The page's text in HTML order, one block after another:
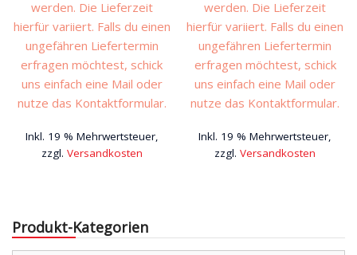
€259,00
€233,10.
werden. Die Lieferzeit
hierfür variiert. Falls du einen
ungefähren Liefertermin
erfragen möchtest, schick
uns einfach eine Mail oder
nutze das Kontaktformular.
Inkl. 19 % Mehrwertsteuer,
zzgl. Versandkosten
€139,00
werden. Die Lieferzeit
hierfür variiert. Falls du einen
ungefähren Liefertermin
erfragen möchtest, schick
uns einfach eine Mail oder
nutze das Kontaktformular.
Inkl. 19 % Mehrwertsteuer,
zzgl.Versandkosten
Produkt-Kategorien